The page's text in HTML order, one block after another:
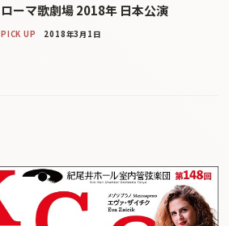
ローマ歌劇場 2018年 日本公演
PICK UP 2018年3月1日